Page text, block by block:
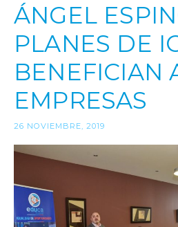
ÁNGEL
PLANES DE
BENEFICIAN
EMPRESAS
26 NOVIEMBRE, 2019